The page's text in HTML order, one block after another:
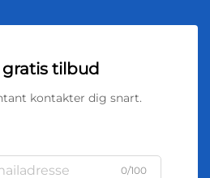
gratis tilbud
kontakter dig snart.
0/100